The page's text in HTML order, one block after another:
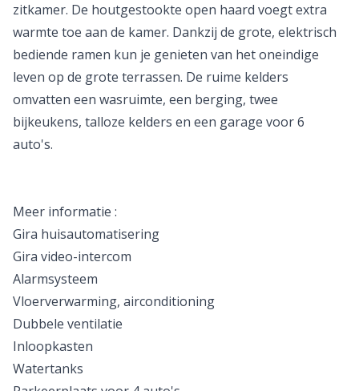
zitkamer. De houtgestookte open haard voegt extra
warmte toe aan de kamer. Dankzij de grote, elektrisch
bediende ramen kun je genieten van het oneindige
leven op de grote terrassen. De ruime kelders
omvatten een wasruimte, een berging, twee
bijkeukens, talloze kelders en een garage voor 6
auto's.
Meer informatie :
Gira huisautomatisering
Gira video-intercom
Alarmsysteem
Vloerverwarming, airconditioning
Dubbele ventilatie
Inloopkasten
Watertanks